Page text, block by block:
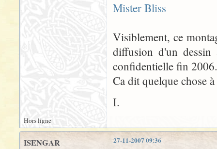
Mister Bliss
Visiblement, ce
diffusion d'un dessin
confidentielle fin
Ca dit quelque chose
I.
Hors ligne
27-11-2007 09:36
ISENGAR